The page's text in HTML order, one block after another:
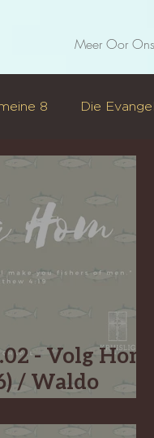
Meer Oor Ons
8 Die
- Volg Hom
/ Waldo